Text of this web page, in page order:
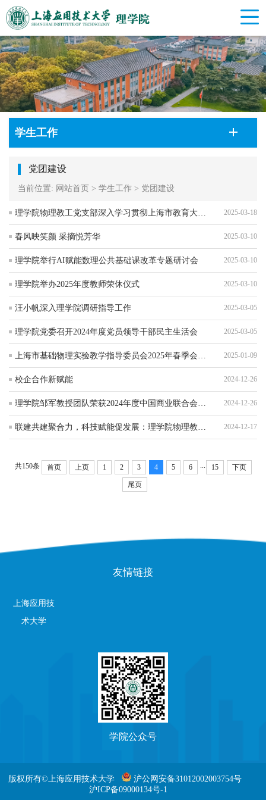
学生工作
党团建设
当前位置: 网站首页 > 学生工作 > 党团建设
理学院物理教工党支部深入学习贯彻上海市教育大会精神 2025-03-18
春风映笑颜 采摘悦芳华 2025-03-10
理学院举行AI赋能数理公共基础课改革专题研讨会 2025-03-10
理学院举办2025年度教师荣休仪式 2025-03-10
汪小帆深入理学院调研指导工作 2025-03-05
理学院党委召开2024年度党员领导干部民主生活会 2025-03-05
上海市基础物理实验教学指导委员会2025年春季会议在我校成功举行 2025-01-09
校企合作新赋能 2024-12-26
理学院邹军教授团队荣获2024年度中国商业联合会科技进步奖特等奖 2024-12-26
联建共建聚合力，科技赋能促发展：理学院物理教工党支部与航空工业上电新技术研究所党支部开展党建共建活动 2024-12-17
共150条 首页 上页 1 2 3 4 5 6 15 下页
尾页
友情链接
上海应用技
术大学
学院公众号
版权所有©上海应用技术大学
沪公网安备31012002003754号
沪ICP备09000134号-1